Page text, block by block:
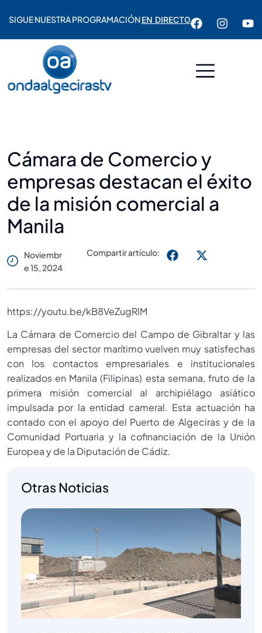
SIGUE NUESTRA PROGRAMACIÓNEN DIRECTO
Cámara de Comercio y
empresas destacan el éxito
de la misión comercial a
Manila
Noviembr
E 15, 2024
Compartir artículo:
https://youtu.be/kB8VeZugRlM
La Cámara de Comercio del Campo de Gibraltar y las
empresas del sector marítimo vuelven muy satisfechas
con los contactos empresariales e institucionales
realizados en Manila (Filipinas) esta semana, fruto de la
primera misión comercial al archipiélago asiático
impulsada por la entidad cameral. Esta actuación ha
contado con el apoyo del Puerto de Algeciras y de la
Comunidad Portuaria y la cofinanciación de la Unión
Europea y de la Diputación de Cádiz.
Otras Noticias